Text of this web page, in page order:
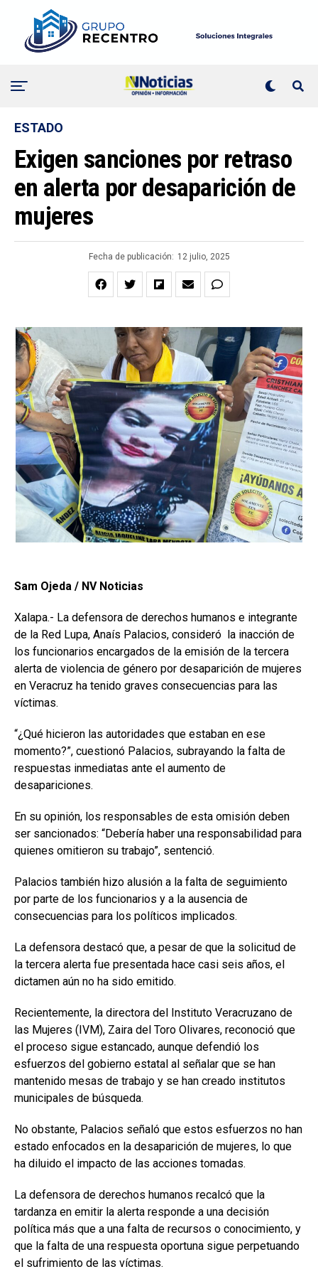
ESTADO
Exigen sanciones por retraso
en alerta por desaparición de
mujeres
Fecha de publicación: 12 julio, 2025
Sam Ojeda / NV Noticias
Xalapa.- La defensora de derechos humanos e integrante
de la Red Lupa, Anaís Palacios, consideró la inacción de
los funcionarios encargados de la emisión de la tercera
alerta de violencia de género por desaparición de mujeres
en Veracruz ha tenido graves consecuencias para las
víctimas.
“¿Qué hicieron las autoridades que estaban en ese
momento?”, cuestionó Palacios, subrayando la falta de
respuestas inmediatas ante el aumento de
desapariciones.
En su opinión, los responsables de esta omisión deben
ser sancionados: “Debería haber una responsabilidad para
quienes omitieron su trabajo”, sentenció.
Palacios también hizo alusión a la falta de seguimiento
por parte de los funcionarios y a la ausencia de
consecuencias para los políticos implicados.
La defensora destacó que, a pesar de que la solicitud de
la tercera alerta fue presentada hace casi seis años, el
dictamen aún no ha sido emitido.
Recientemente, la directora del Instituto Veracruzano de
las Mujeres (IVM), Zaira del Toro Olivares, reconoció que
el proceso sigue estancado, aunque defendió los
esfuerzos del gobierno estatal al señalar que se han
mantenido mesas de trabajo y se han creado institutos
municipales de búsqueda.
No obstante, Palacios señaló que estos esfuerzos no han
estado enfocados en la desaparición de mujeres, lo que
ha diluido el impacto de las acciones tomadas.
La defensora de derechos humanos recalcó que la
tardanza en emitir la alerta responde a una decisión
política más que a una falta de recursos o conocimiento, y
que la falta de una respuesta oportuna sigue perpetuando
el sufrimiento de las víctimas.